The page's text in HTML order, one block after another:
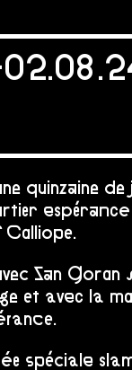
quinzaine de
espérance
San Goran
et avec la
spéciale